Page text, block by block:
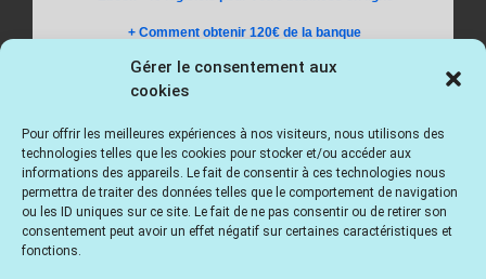
Gérer le consentement aux
cookies
Pour offrir les meilleures expériences à nos visiteurs, nous utilisons des
technologies telles que les cookies pour stocker et/ou accéder aux
informations des appareils. Le fait de consentir à ces technologies nous
permettra de traiter des données telles que le comportement de navigation
ou les ID uniques sur ce site. Le fait de ne pas consentir ou de retirer son
consentement peut avoir un effet négatif sur certaines caractéristiques et
fonctions.